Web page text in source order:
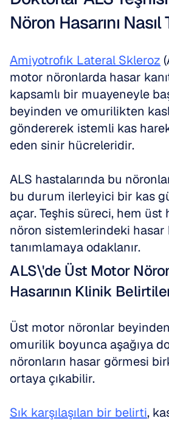
Nöron Hasarını
Amiyotrofık Lateral Skleroz
motor nöronlarda hasar
kapsamlı bir muayeneyle
beyinden ve omurilikten
göndererek istemli kas
eden sinir hücreleridir.
ALS hastalarında bu
bu durum ilerleyici bir kas
açar. Teşhis süreci, hem
nöron sistemlerindeki
tanımlamaya odaklanır.
ALS\'de Üst Motor
Hasarının Klinik
Üst motor nöronlar
omurilik boyunca aşağıya
nöronların hasar görmesi
ortaya çıkabilir.
Sık karşılaşılan bir belirti,